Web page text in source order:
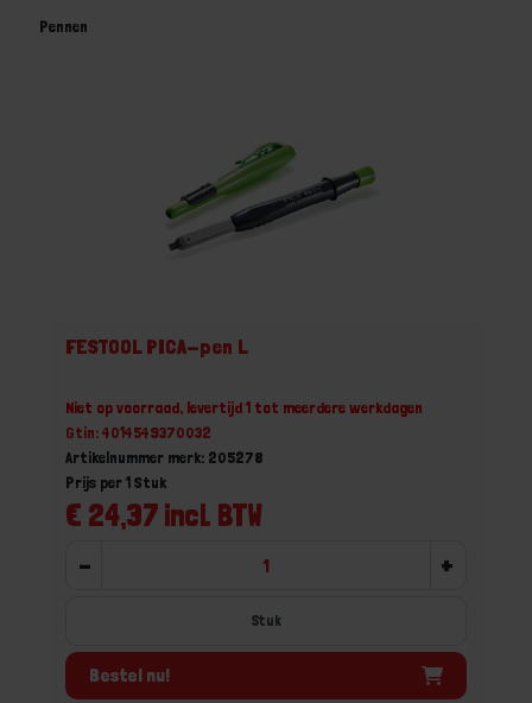
Pennen
FESTOOL PICA-pen L
Niet op voorraad, levertijd 1 tot meerdere werkdagen
Gtin: 4014549370032
Artikelnummer merk: 205278
€ 24,37 incl. BTW
Prijs per 1 Stuk
- +
Stuk
Bestel nu!